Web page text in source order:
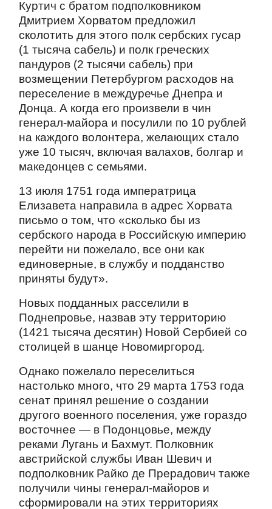
Куртич с братом подполковником
Дмитрием Хорватом предложил
сколотить для этого полк сербских гусар
(1 тысяча сабель) и полк греческих
пандуров (2 тысячи сабель) при
возмещении Петербургом расходов на
переселение в междуречье Днепра и
Донца. А когда его произвели в чин
генерал-майора и посулили по 10 рублей
на каждого волонтера, желающих стало
уже 10 тысяч, включая валахов, болгар и
македонцев с семьями.
13 июля 1751 года императрица
Елизавета направила в адрес Хорвата
письмо о том, что «сколько бы из
сербского народа в Российскую империю
перейти ни пожелало, все они как
единоверные, в службу и подданство
приняты будут».
Новых подданных расселили в
Поднепровье, назвав эту территорию
(1421 тысяча десятин) Новой Сербией со
столицей в шанце Новомиргород.
Однако пожелало переселиться
настолько много, что 29 марта 1753 года
сенат принял решение о создании
другого военного поселения, уже гораздо
восточнее — в Подонцовье, между
реками Лугань и Бахмут. Полковник
австрийской службы Иван Шевич и
подполковник Райко де Прерадович также
получили чины генерал-майоров и
сформировали на этих территориях